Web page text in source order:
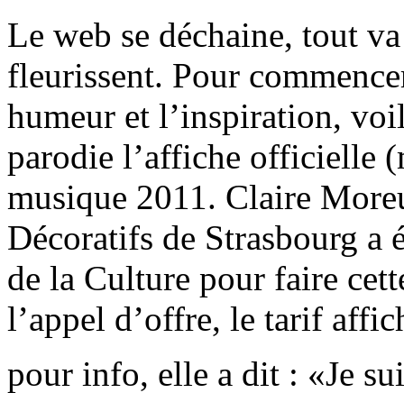
Le web se déchaine, tout
fleurissent. Pour
humeur et l’inspiration,
parodie l’affiche officielle
musique 2011. Claire
Décoratifs de Strasbourg a
de la Culture pour faire
l’appel d’offre, le tarif
pour info, elle a dit : «Je